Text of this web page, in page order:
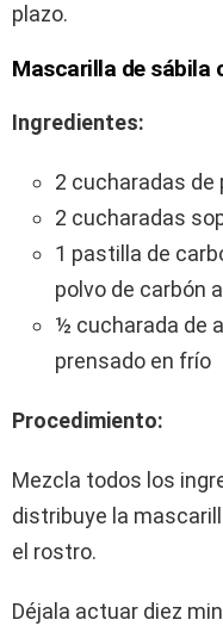
plazo.
Mascarilla de sábila
Ingredientes:
2 cucharadas de
2 cucharadas
1 pastilla de
polvo de carbón
½ cucharada de
prensado en frío
Procedimiento:
Mezcla todos los
distribuye la
el rostro.
Déjala actuar diez